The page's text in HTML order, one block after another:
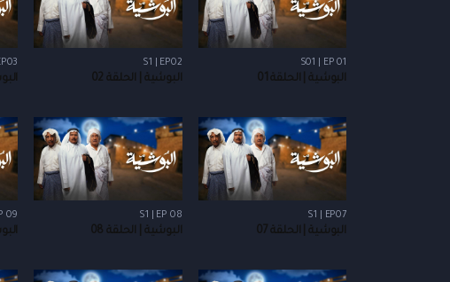
S01 | EP 01
البوشية | الحلقة 01
S1 | EP02
البوشية | الحلقة 02
S1 | EP07
البوشية | الحلقة 07
S1 | EP 08
البوشية | الحلقة 08
09